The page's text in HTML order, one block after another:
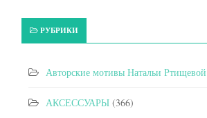
РУБРИКИ
Авторские мотивы Натальи Ртищевой
АКСЕССУАРЫ (366)